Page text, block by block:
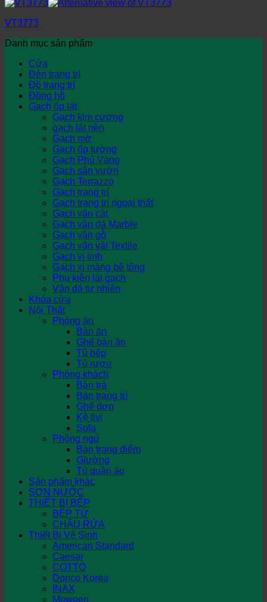
VT3773
Danh mục sản phẩm
Cửa
Đèn trang trí
Đồ trang trí
Đồng hồ
Gạch ốp lát
Gạch kim cương
gạch lát nền
Gạch mờ
Gạch ốp tường
Gạch Phủ Vàng
Gạch sân vườn
Gạch Terrazzo
Gạch trang trí
Gạch trang trí ngoại thất
Gạch vân cát
Gạch vân đá Marble
Gạch vân gỗ
Gạch vân vải Textile
Gạch vi tinh
Gạch xi măng bê tông
Phụ kiện lát gạch
Vân đá tự nhiên
Khóa cửa
Nội Thất
Phòng ăn
Bàn ăn
Ghế bàn ăn
Tủ bếp
Tủ rượu
Phòng khách
Bàn trà
Bàn trang trí
Ghế đơn
Kệ tivi
Sofa
Phòng ngủ
Bàn trang điểm
Giường
Tủ quần áo
Sản phẩm khác
SƠN NƯỚC
THIẾT BỊ BẾP
BẾP TỪ
CHẬU RỬA
Thiết Bị Vệ Sinh
American Standard
Caesar
COTTO
Dorico Korea
INAX
Mowoen